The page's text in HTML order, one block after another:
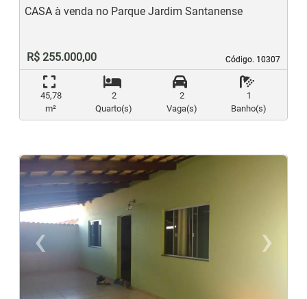
Código. 10307
Código. 10307
CASA à venda no Parque Jardim Santanense
R$ 255.000,00
45,78
m²
2
Quarto(s)
2
Vaga(s)
1
Banho(s)
‹
Previous
›